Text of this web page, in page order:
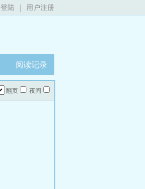
登陆 | 用户注册
阅读记录
翻页 夜间